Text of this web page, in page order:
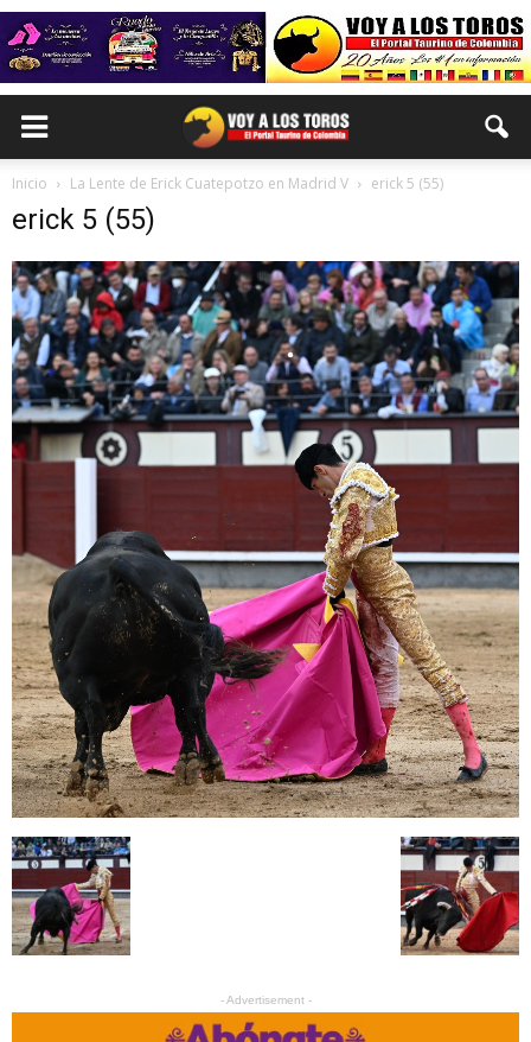
Inicio La Lente de Erick Cuatepotzo en Madrid V erick 5 (55)
erick 5 (55)
- Advertisement -